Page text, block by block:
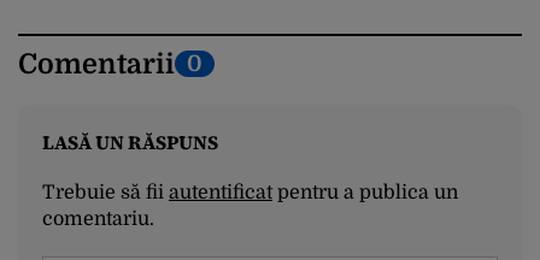
Comentarii 0
LASĂ UN RĂSPUNS
Trebuie să fii autentificatpentru a publica un
comentariu.